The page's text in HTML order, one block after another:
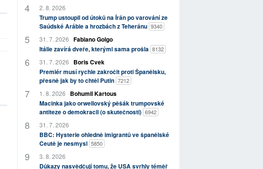
2. 8. 2026
Trump ustoupil od útoků na Írán po varování ze
Saúdské Arábie a hrozbách z Teheránu 9340
31. 7. 2026 Fabiano Golgo
Itálie zavírá dveře, kterými sama prošla 8132
31. 7. 2026
Boris Cvek
Premiér musí rychle zakročit proti Španělsku,
přesně jak by to chtěl Putin 7212
1. 8. 2026
Bohumil Kartous
Macinka jako orwellovský pěšák trumpovské
antiteze o demokracii (o skutečnosti) 6942
31. 7. 2026
BBC: Hysterie ohledně imigrantů ve španělské
Ceutě je nesmysl 5850
3. 8. 2026
Důkazy nasvědčují tomu, že USA svrhly téměř